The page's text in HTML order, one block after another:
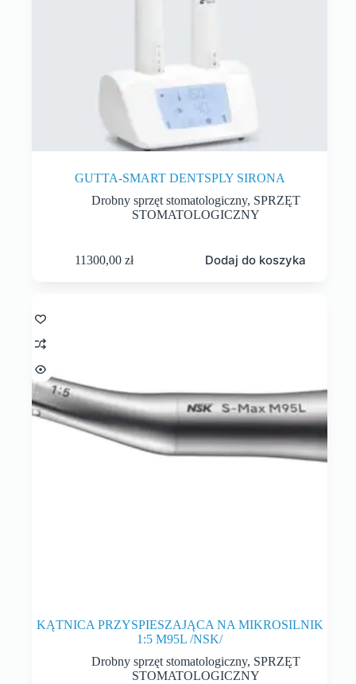
GUTTA-SMART DENTSPLY SIRONA
Drobny sprzęt stomatologiczny, SPRZĘT
STOMATOLOGICZNY
11300,00 zł Dodaj do koszyka
KĄTNICA PRZYSPIESZAJĄCA NA MIKROSILNIK
1:5 M95L /NSK/
Drobny sprzęt stomatologiczny, SPRZĘT
STOMATOLOGICZNY